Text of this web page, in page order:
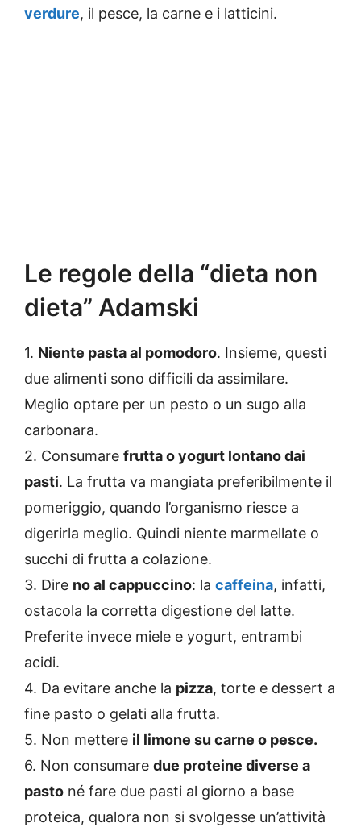
verdure, il pesce, la carne e i latticini.
Le regole della “dieta non
dieta” Adamski
1. Niente pasta al pomodoro. Insieme, questi
due alimenti sono difficili da assimilare.
Meglio optare per un pesto o un sugo alla
carbonara.
2. Consumare frutta o yogurt lontano dai
pasti. La frutta va mangiata preferibilmente il
pomeriggio, quando l’organismo riesce a
digerirla meglio. Quindi niente marmellate o
succhi di frutta a colazione.
3. Dire no al cappuccino: la caffeina, infatti,
ostacola la corretta digestione del latte.
Preferite invece miele e yogurt, entrambi
acidi.
4. Da evitare anche la pizza, torte e dessert a
fine pasto o gelati alla frutta.
5. Non mettere il limone su carne o pesce.
6. Non consumare due proteine diverse a
pasto né fare due pasti al giorno a base
proteica, qualora non si svolgesse un’attività